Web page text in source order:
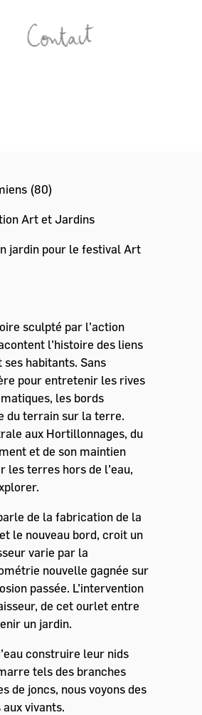
(80)
Art et Jardins
jardin pour le festival Art
sculpté par l’action
l’histoire des liens
habitants. Sans
pour entretenir les rives
les bords
du terrain sur la terre.
aux Hortillonnages, du
et de son maintien
les terres hors de l’eau,
de la fabrication de la
le nouveau bord, croit un
varie par la
nouvelle gagnée sur
passée. L’intervention
de cet ourlet entre
un jardin.
construire leur nids
tels des branches
de joncs, nous voyons des
vivants.